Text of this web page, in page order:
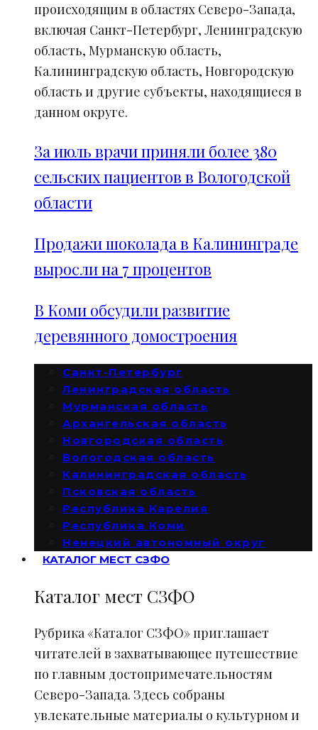
происходящим в областях Северо-Запада,
включая Санкт-Петербург, Ленинградскую
область, Мурманскую область,
Калининградскую область, Новгородскую
область и другие субъекты, находящиеся в
данном округе.
За июль врачи приняли более 380
сельских пациентов в Вологодской
области
Продажи шоколада в Калининграде
выросли на 7 процентов
В Коми обсудили развитие
деревянного домостроения
Санкт-Петербург
Ленинградская область
Мурманская область
Архангельская область
Новгородская область
Вологодская область
Калининградская область
Псковская область
Республика Карелия
Республика Коми
Ненецкий автономный округ
КАТАЛОГ МЕСТ СЗФО
Каталог мест СЗФО
Рубрика «Каталог СЗФО» приглашает
читателей в захватывающее путешествие
по главным достопримечательностям
Северо-Запада. Здесь собраны
увлекательные материалы о культурном и